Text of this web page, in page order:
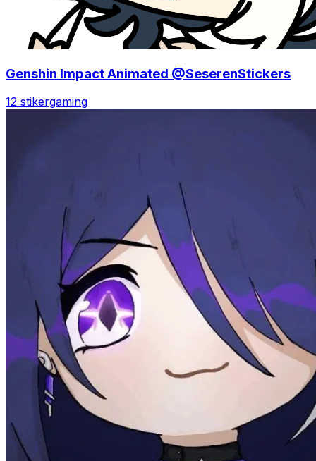
Genshin Impact Animated @SeserenStickers
12 stikergaming